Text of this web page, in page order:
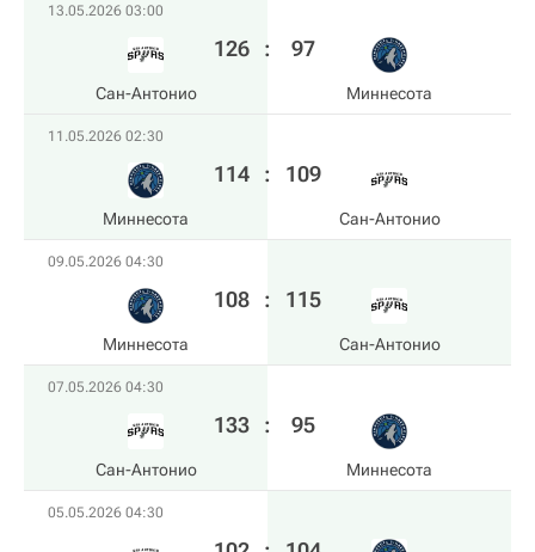
13.05.2026 03:00
Сан-Антонио
126 : 97
Миннесота
11.05.2026 02:30
Миннесота
114 : 109
Сан-Антонио
09.05.2026 04:30
Миннесота
108 : 115
Сан-Антонио
07.05.2026 04:30
Сан-Антонио
133 : 95
Миннесота
05.05.2026 04:30